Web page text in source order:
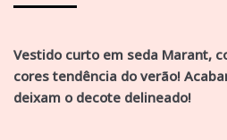
Vestido curto em seda Marant,
cores tendência do verão!
deixam o decote delineado!